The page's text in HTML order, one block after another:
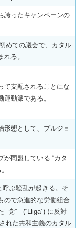
誇ったキャンペーンの
めての議会で、カタル
る。
て支配されることにな
動派である。
形態として、ブルジョ
同盟している “カタ
呼ぶ騒乱が起きる。そ
ので急進的な労働組合
” 党” (“Lliga”) に反対
れた共和主義のカタル